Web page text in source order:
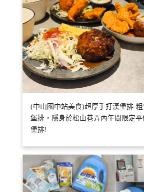
(中山國中站美食)超厚手打漢堡排-
堡排，隱身於松山巷弄內午間限定平
堡排!